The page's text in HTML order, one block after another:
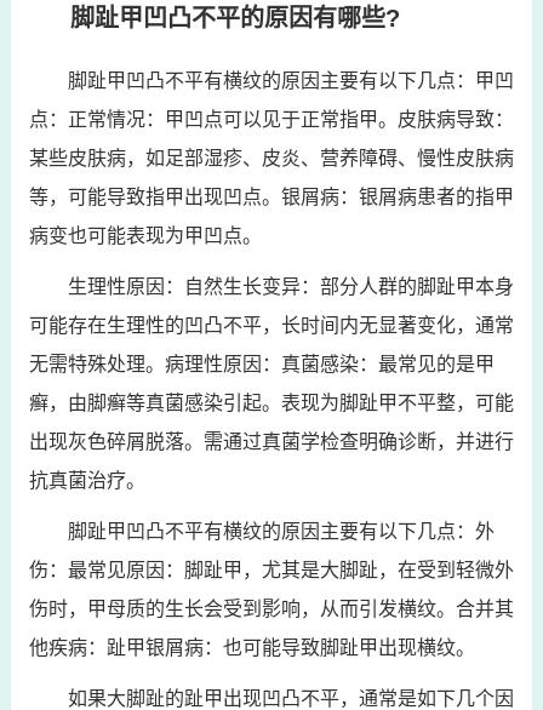
脚趾甲凹凸不平的原因有哪些?
脚趾甲凹凸不平有横纹的原因主要有以下几点：甲凹
点：正常情况：甲凹点可以见于正常指甲。皮肤病导致：
某些皮肤病，如足部湿疹、皮炎、营养障碍、慢性皮肤病
等，可能导致指甲出现凹点。银屑病：银屑病患者的指甲
病变也可能表现为甲凹点。
生理性原因：自然生长变异：部分人群的脚趾甲本身
可能存在生理性的凹凸不平，长时间内无显著变化，通常
无需特殊处理。病理性原因：真菌感染：最常见的是甲
癣，由脚癣等真菌感染引起。表现为脚趾甲不平整，可能
出现灰色碎屑脱落。需通过真菌学检查明确诊断，并进行
抗真菌治疗。
脚趾甲凹凸不平有横纹的原因主要有以下几点：外
伤：最常见原因：脚趾甲，尤其是大脚趾，在受到轻微外
伤时，甲母质的生长会受到影响，从而引发横纹。合并其
他疾病：趾甲银屑病：也可能导致脚趾甲出现横纹。
如果大脚趾的趾甲出现凹凸不平，通常是如下几个因